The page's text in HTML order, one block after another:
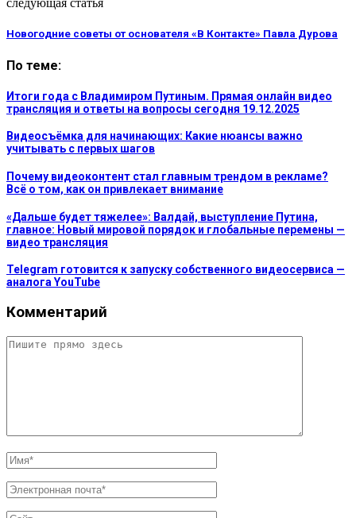
следующая статья
Новогодние советы от основателя «В Контакте» Павла Дурова
По теме:
Итоги года с Владимиром Путиным. Прямая онлайн видео
трансляция и ответы на вопросы сегодня 19.12.2025
Видеосъёмка для начинающих: Какие нюансы важно
учитывать с первых шагов
Почему видеоконтент стал главным трендом в рекламе?
Всё о том, как он привлекает внимание
«Дальше будет тяжелее»: Валдай, выступление Путина,
главное: Новый мировой порядок и глобальные перемены —
видео трансляция
Telegram готовится к запуску собственного видеосервиса —
аналога YouTube
Комментарий